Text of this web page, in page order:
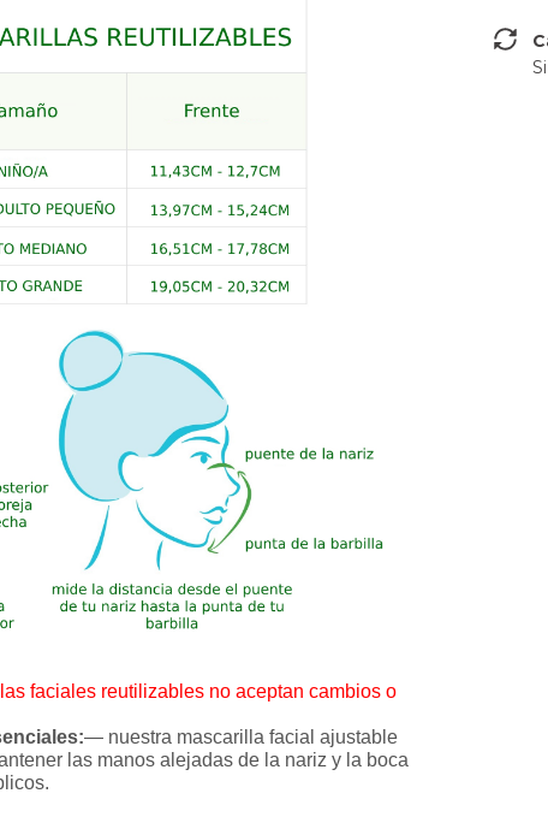
faciales reutilizables no aceptan cambios o
— nuestra mascarilla facial ajustable
las manos alejadas de la nariz y la boca